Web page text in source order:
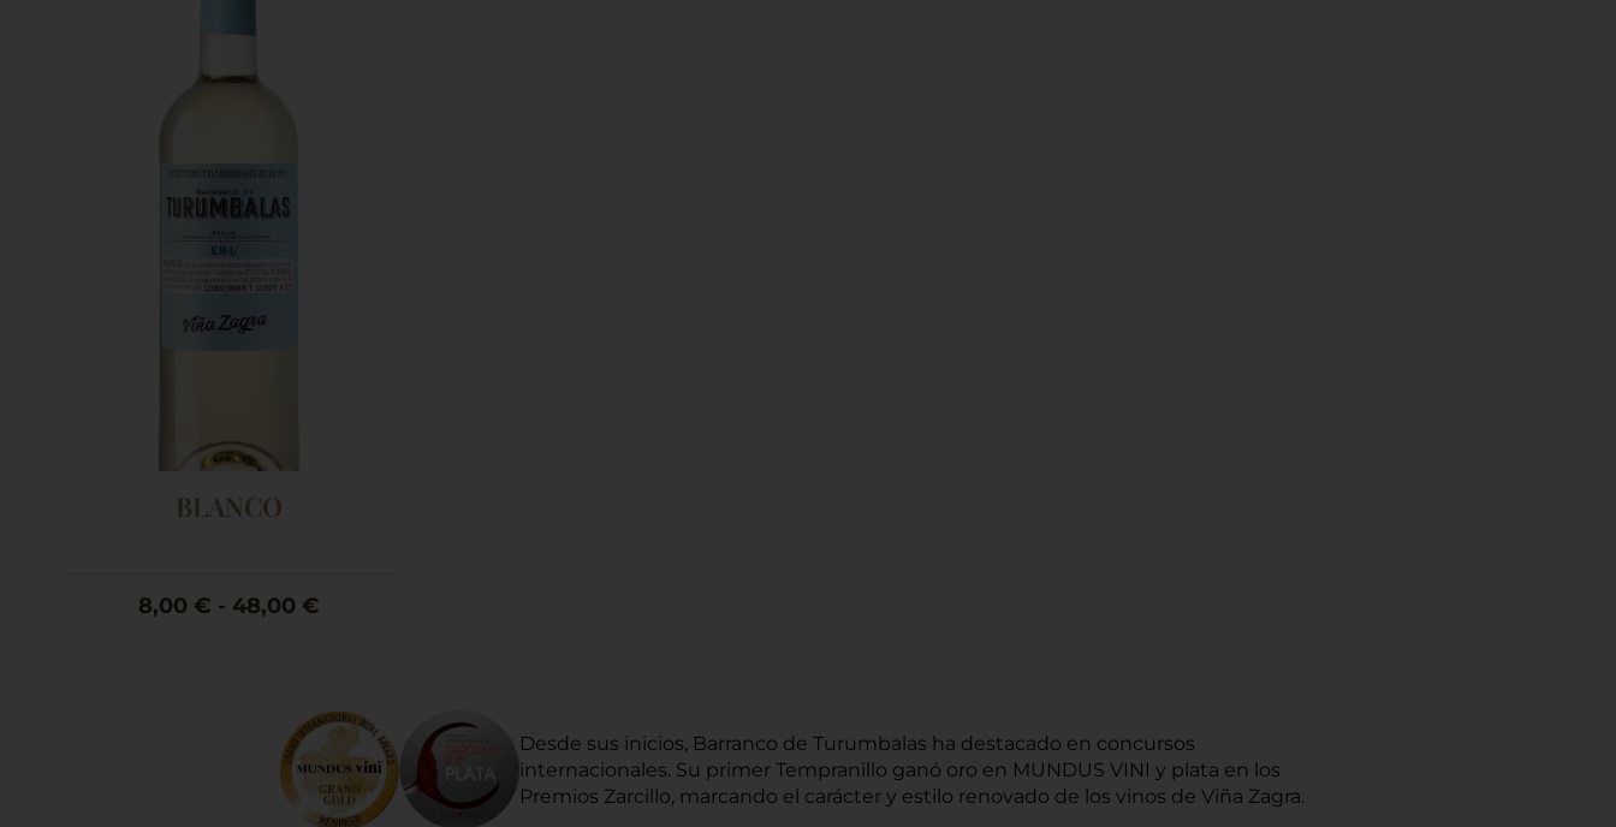
BLANCO
8,00 € - 48,00 €
Desde sus inicios, Barranco de Turumbalas ha destacado en concursos
internacionales. Su primer Tempranillo ganó oro en MUNDUS VINI y plata en los
Premios Zarcillo, marcando el carácter y estilo renovado de los vinos de Viña Zagra.